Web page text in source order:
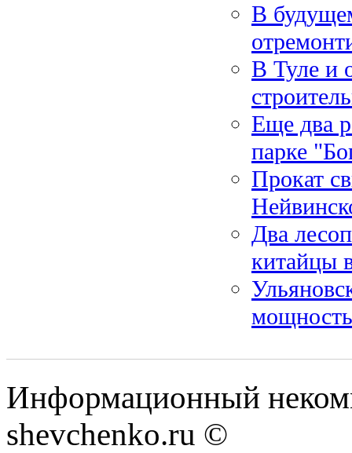
В
В Туле и
Еще два
парке
Прокат
Два
китайцы
Информационный
shevchenko.ru ©